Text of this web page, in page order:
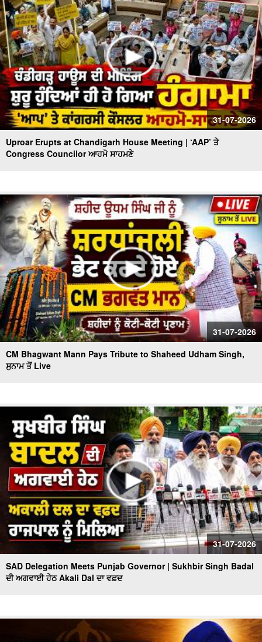
31-07-2026
Uproar Erupts at Chandigarh House Meeting | ‘AAP’ ਤੇ
Congress Councilor ਆਹਮੋ ਸਾਹਮਣੇ
31-07-2026
CM Bhagwant Mann Pays Tribute to Shaheed Udham Singh,
ਸੁਨਾਮ ਤੋਂ Live
31-07-2026
SAD Delegation Meets Punjab Governor | Sukhbir Singh Badal
ਦੀ ਅਗਵਾਈ ਹੇਠ Akali Dal ਦਾ ਵਫ਼ਦ